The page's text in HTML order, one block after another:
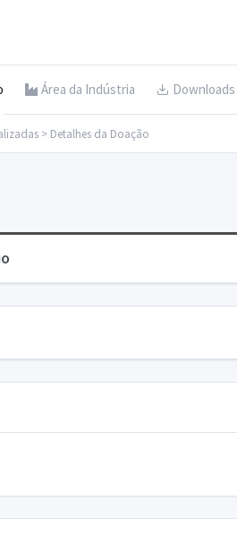
Área da Indústria Downloads
> Detalhes da Doação